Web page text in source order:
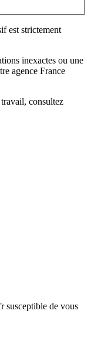
est strictement
inexactes ou une
agence France
, consultez
susceptible de vous